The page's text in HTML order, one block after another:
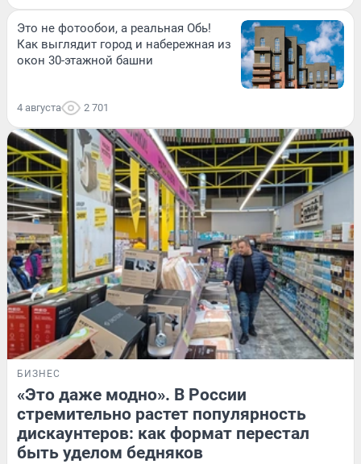
Это не фотообои, а реальная Обь!
Как выглядит город и набережная из
окон 30-этажной башни
4 августа 2 701
БИЗНЕС
«Это даже модно». В России
стремительно растет популярность
дискаунтеров: как формат перестал
быть уделом бедняков